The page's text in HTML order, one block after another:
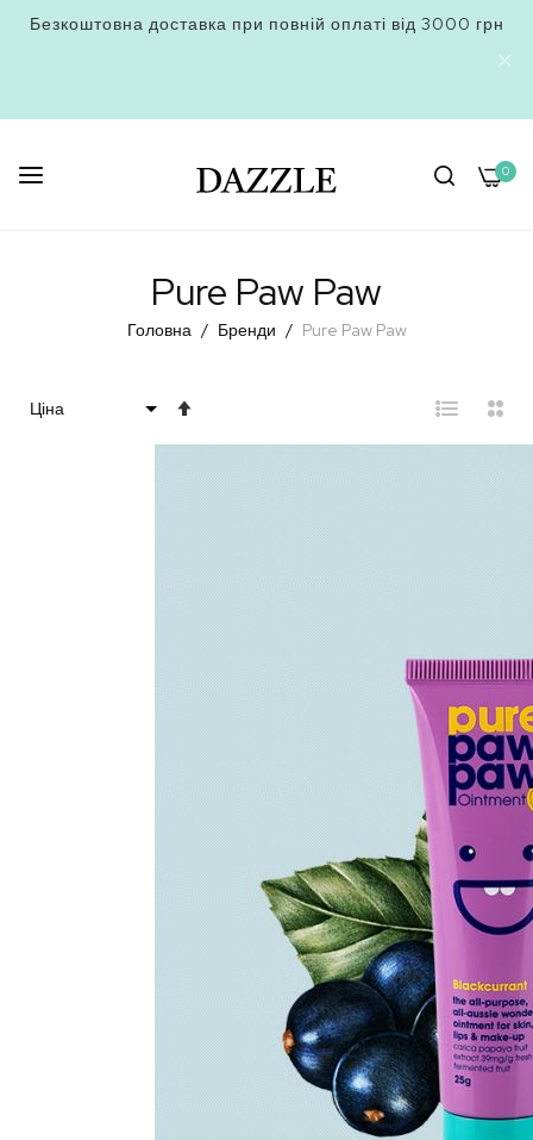
Безкоштовна доставка при повній оплаті від 3000 грн
0
Pure Paw Paw
Головна Бренди Pure Paw Paw
збільшення